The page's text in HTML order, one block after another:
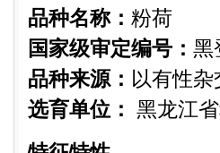
品种名称： 粉荷
国家级审定编号： 黑
品种来源： 以有性杂
选育单位： 黑龙江